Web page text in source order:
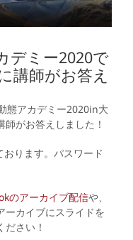
デミー2020で
講師がお答え
態アカデミー2020in大
がお答えしました！
ります。パスワード
のアーカイブ配信や、
ーカイブにスライドを
さい！